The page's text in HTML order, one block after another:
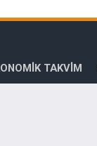
TAKVİM